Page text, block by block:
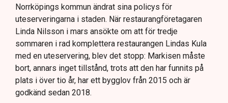
Norrköpings kommun ändrat sina policys för
uteserveringarna i staden. När restaurangföretagaren
Linda Nilsson i mars ansökte om att för tredje
sommaren i rad komplettera restaurangen Lindas Kula
med en uteservering, blev det stopp: Markisen måste
bort, annars inget tillstånd, trots att den har funnits på
plats i över tio år, har ett bygglov från 2015 och är
godkänd sedan 2018.